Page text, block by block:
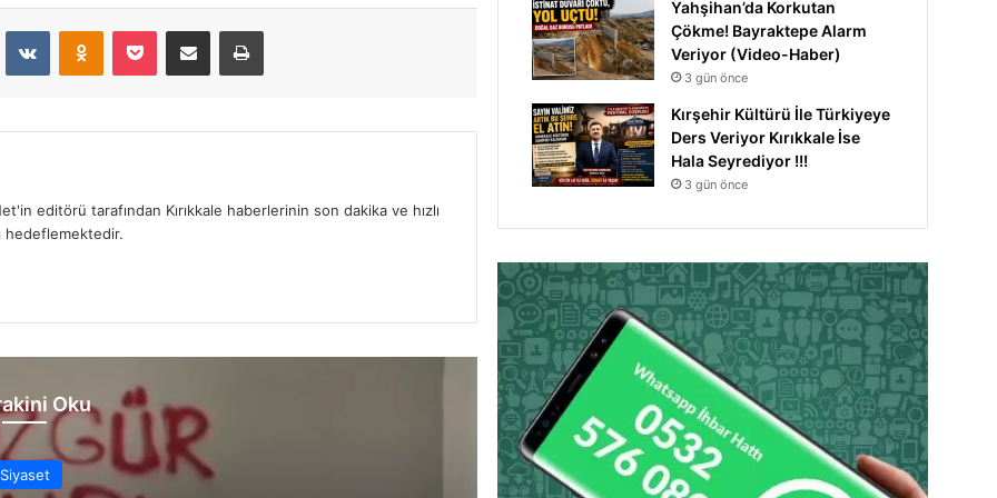
editörü tarafından Kırıkkale haberlerinin son dakika ve hızlı
hedeflemektedir.
Oku
Siyaset Siyaset
Yahşihan’da Korkutan
Çökme! Bayraktepe Alarm
Veriyor (Video-Haber)
3 gün önce
Kırşehir Kültürü İle Türkiyeye
Ders Veriyor Kırıkkale İse
Hala Seyrediyor !!!
3 gün önce